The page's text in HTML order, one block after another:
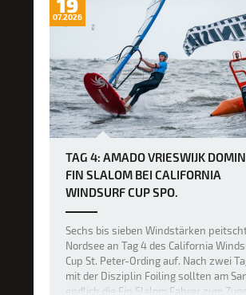
Slam 2026 auf Fuerteventura die
noch einmal höher, als über Nacht ein
größerer Swell nach Sotavento rollte
einige der besten Freestyl…
07.2026
TAG 4: AMADO VRIESWIJK
FIN SLALOM BEI CALIFORNIA
WINDSURF CUP SPO.
Sechs bis sieben Windstärken
Nordsee an Tag 4 des California
Cup St. Peter-Ording auf. Nach zwei
mit der Disziplin Foiling sollten am
endlich die Fin Slalom Fahrer zum Zuge